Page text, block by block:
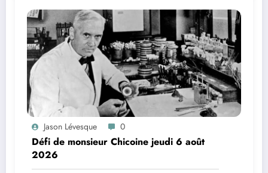
Jason Lévesque 0
Défi de monsieur Chicoine jeudi 6 août
2026